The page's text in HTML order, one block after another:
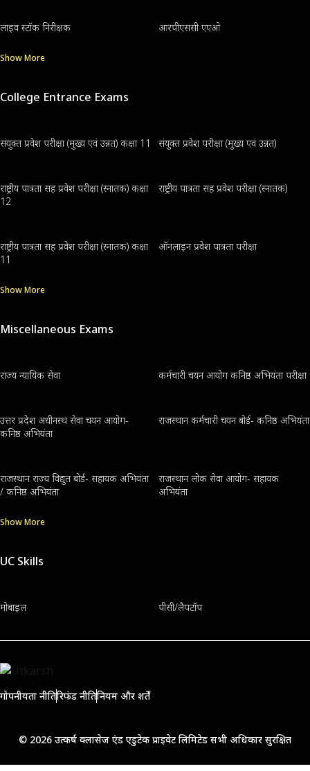
लाइव स्टॉक निरीक्षक आरपीएससी एएओ
Show More
College Entrance Exams
संयुक्त प्रवेश परीक्षा (मुख्य एवं उन्नत) कक्षा 11 संयुक्त प्रवेश परीक्षा (मुख्य एवं उन्नत)
राष्ट्रीय पात्रता सह प्रवेश परीक्षा (स्नातक) कक्षा
12
राष्ट्रीय पात्रता सह प्रवेश परीक्षा (स्नातक)
राष्ट्रीय पात्रता सह प्रवेश परीक्षा (स्नातक) कक्षा
11
ऑनलाइन प्रवेश पात्रता परीक्षा
Show More
Miscellaneous Exams
राज्य न्यायिक सेवा कर्मचारी चयन आयोग कनिष्ठ अभियंता परीक्षा
उत्तर प्रदेश अधीनस्थ सेवा चयन आयोग-
कनिष्ठ अभियंता
राजस्थान कर्मचारी चयन बोर्ड- कनिष्ठ अभियंता
राजस्थान राज्य विद्युत बोर्ड- सहायक अभियंता
/ कनिष्ठ अभियंता
राजस्थान लोक सेवा आयोग- सहायक
अभियंता
Show More
UC Skills
मोबाइल पीसी/लैपटॉप
गोपनीयता नीतिरिफंड नीतिनियम और शर्तें
© 2026 उत्कर्ष क्लासेज एंड एडुटेक प्राइवेट लिमिटेड सभी अधिकार सुरक्षित